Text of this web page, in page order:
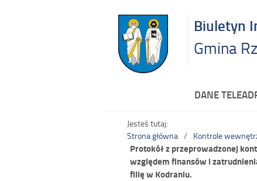
Biuletyn
Gmina
DANE
Jesteś tutaj:
Strona główna
Kontrole
Protokół z przeprowadzonej
względem finansów i
filię w Kodraniu.